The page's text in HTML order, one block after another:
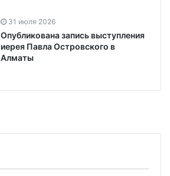
31 июля 2026
Опубликована запись выступления
иерея Павла Островского в
Алматы